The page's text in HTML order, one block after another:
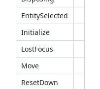
EntitySelected
Initialize
LostFocus
Move
ResetDown